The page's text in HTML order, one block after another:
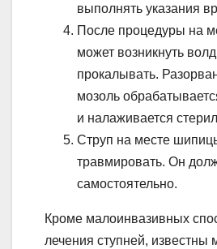
выполнять указания
После процедуры на
может возникнуть
прокалывать.
мозоль
и налаживается
Струп на месте
травмировать. Он
самостоятельно.
Кроме малоинвазивных
лечения ступней, известны